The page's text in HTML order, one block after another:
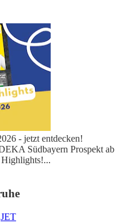
- jetzt entdecken!
Südbayern Prospekt ab
Highlights!...
JET